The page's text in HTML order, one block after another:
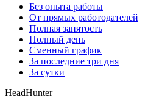
Без опыта работы
От прямых работодателей
Полная занятость
Полный день
Сменный график
За последние три дня
За сутки
HeadHunter